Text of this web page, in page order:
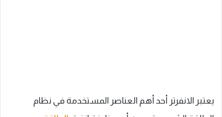
يعتبر الانفرتر أحد أهم العناصر المستخدمة في نظام